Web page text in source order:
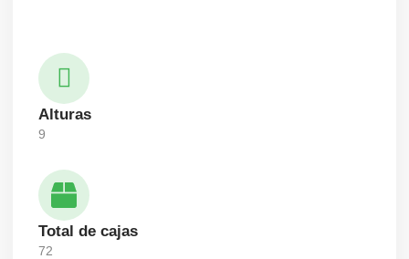
Alturas
9
Total de cajas
72